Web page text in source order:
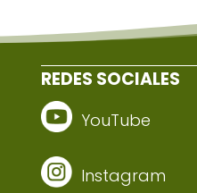
REDES SOCIALES
YouTube
Instagram